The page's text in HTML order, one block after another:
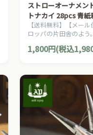
ストローオーナメン
トナカイ 28pcs 青
クリスマス
【送料無料】【メー
ロッパの片田舎のよ
アン・カントリー・ス
1,800円(税込